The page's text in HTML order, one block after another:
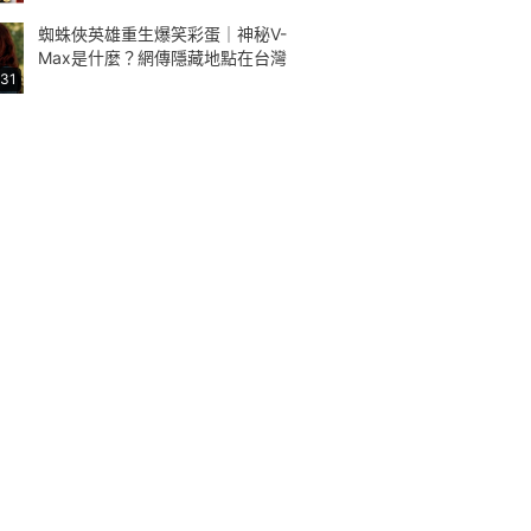
蜘蛛俠英雄重生爆笑彩蛋｜神秘V-
Max是什麼？網傳隱藏地點在台灣